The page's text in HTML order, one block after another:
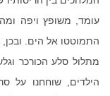
עומד
משופץ ויפה
התמוטטו אל הים
ובכן
מתלול סלע הכורכר
הילדים ,שוחחנו על